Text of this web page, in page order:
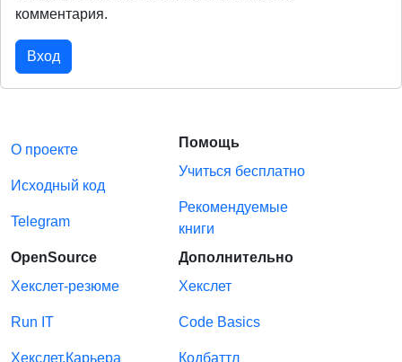
комментария.
Вход
О проекте
Исходный код
Telegram
Помощь
Учиться бесплатно
Рекомендуемые
книги
OpenSource
Хекслет-резюме
Run IT
Хекслет.Карьера
Дополнительно
Хекслет
Code Basics
Кодбаттл